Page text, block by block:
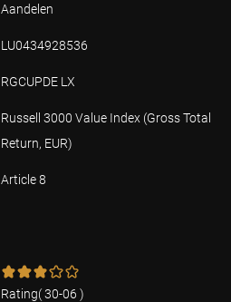
Aandelen
LU0434928536
RGCUPDE LX
Russell 3000 Value Index (Gross Total
Return, EUR)
Article 8
Rating(30-06 )